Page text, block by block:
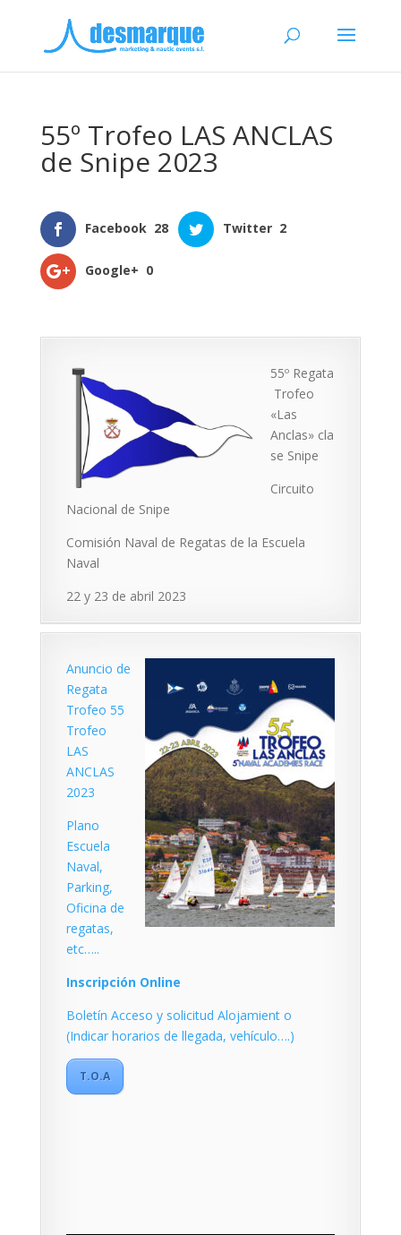
55º Trofeo LAS ANCLAS
de Snipe 2023
Facebook 28 Twitter 2
Google+ 0
55º Regata
Trofeo
«Las
Anclas» cla
se Snipe
Circuito
Nacional de Snipe
Comisión Naval de Regatas de la Escuela
Naval
22 y 23 de abril 2023
Anuncio de
Regata
Trofeo 55
Trofeo
LAS
ANCLAS
2023
Plano
Escuela
Naval,
Parking,
Oficina de
regatas,
etc…..
Inscripción Online
Boletín Acceso y solicitud Alojamient o
(Indicar horarios de llegada, vehículo….)
T.O.A